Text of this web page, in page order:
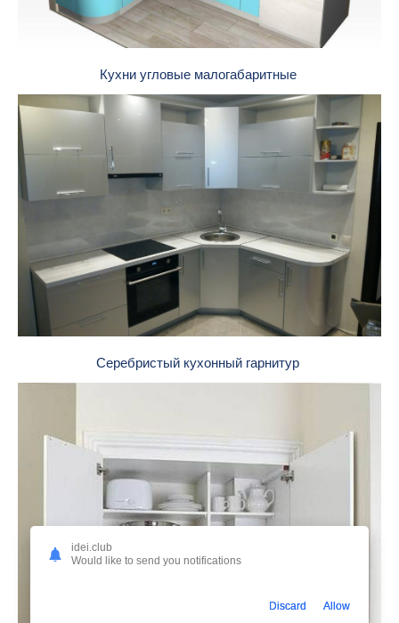
Кухни угловые малогабаритные
Серебристый кухонный гарнитур
idei.club
Would like to send you notifications
Discard Allow